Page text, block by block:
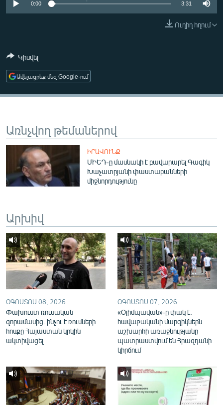
ՄԻՋԱԶԳԱՅԻՆ
ՄԵԿՆԱԲԱՆՈՒԹՅՈՒՆ
ՏՏ ԵՒ ԻՆՏԵՐՆԵՏ
ՏԵՍԱՆՅՈՒԹԵՐ
ԲԱՆԱՎԵՃ
ՁԳՏԵԼՈՎ ԼԱՎԱԳՈՒՅՆԻՆ
Հայերեն
English
Русский
ՀԵՏԵՎԵՔ ՄԵԶ
«Ազատության» բոլոր կայքերը
0:00 3:31
Ուղիղ հղում
Կիսվել
Ավելացրեք մեզ Google-ում
Առնչվող թեմաներով
ԻՐԱՎՈՒՆՔ
ՄԻԵԴ-ը մասնակի է բավարարել Գագիկ
Խաչատրյանի փաստաբանների
միջնորդությունը
Արխիվ
ՕԳՈՍՏՈՍ 08, 2026
Փախուստ ռուսական
զորամասից. ինչու է ռուսների
հոսքը Հայաստան կրկին
ակտիվացել
ՕԳՈՍՏՈՍ 07, 2026
«Օլիմպավան»-ը փակ է.
հավաքականի մարզիկներն
աշխարհի առաջնությանը
պատրաստվում են Հրազդանի
կիրճում